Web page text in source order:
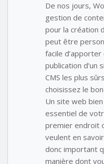
De nos jours,
gestion de
pour la création
peut être
facile
publication d’un
CMS les plus
choisissez le
Un site web
essentiel de
premier endroit
veulent en
donc important
manière dont